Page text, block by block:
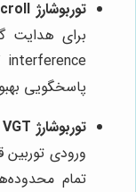
توربوشارژ Twin-Scroll:
برای هدایت
پاسخگویی
توربوشارژ VGT یا پره‌های متغیر:
ورودی توربین
تمام